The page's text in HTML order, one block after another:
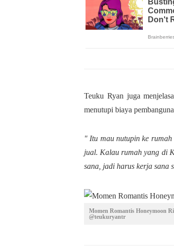
Teuku Ryan juga
menutupi biaya
" Itu mau nutupin ke
jual. Kalau rumah yang di
sana, jadi harus kerja sana
Momen Romantis Honeymoon
@teukuryantr